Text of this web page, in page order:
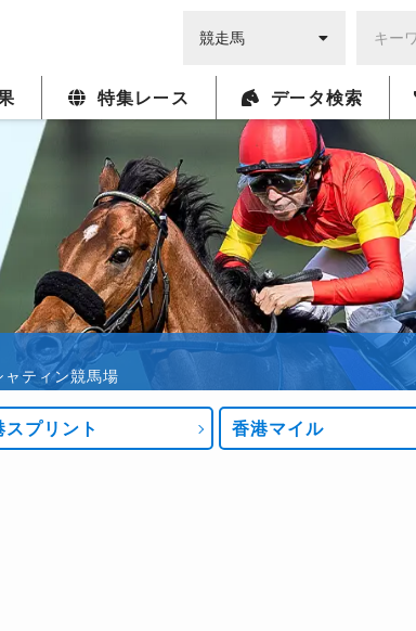
特集レース データ検索
ティン競馬場
スプリント 香港マイル